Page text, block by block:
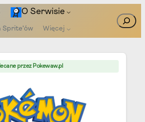
O Serwisie
Sprite’ów Więcej
Szukaj
przez Pokewaw.pl